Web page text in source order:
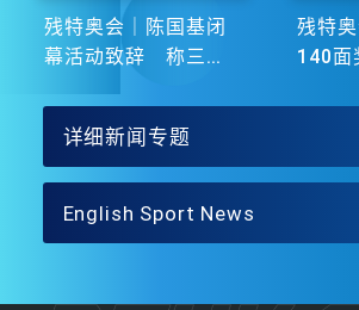
残特奥会｜陈国基闭
幕活动致辞 称三地
残特
140
详细新闻专题
English Sport News